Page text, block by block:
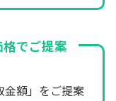
でご提案
金額」をご提案